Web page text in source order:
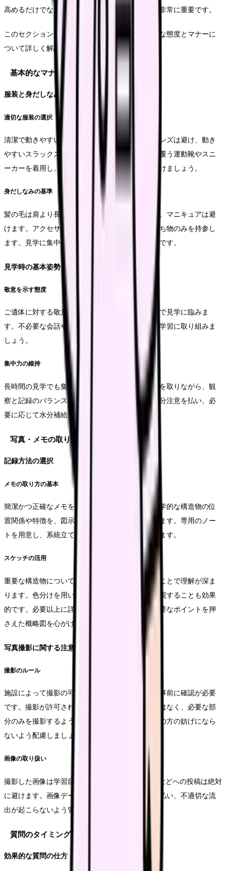
高めるだけでなく、ご遺体への敬意を表す上でも非常に重要です。
このセクションでは、見学時に求められる具体的な態度とマナーに
ついて詳しく解説していきます。
基本的なマナーと注意事項
服装と身だしなみ
適切な服装の選択
清潔で動きやすい白衣を着用し、スカートやジーンズは避け、動き
やすいスラックスを選択します。靴は、足全体を覆う運動靴やスニ
ーカーを着用し、サンダルやヒールのある靴は避けましょう。
身だしなみの基準
髪の毛は肩より長い場合はまとめ、爪は短く切り、マニキュアは避
けます。アクセサリー類は外し、必要最小限の持ち物のみを持参し
ます。見学に集中できる環境を整えることが大切です。
見学時の基本姿勢
敬意を示す態度
ご遺体に対する敬意を常に忘れずに、謹厳な態度で見学に臨みま
す。不必要な会話や笑い声は慎み、真摯な態度で学習に取り組みま
しょう。
集中力の維持
長時間の見学でも集中力を保つため、適度な休憩を取りながら、観
察と記録のバランスを保ちます。体調管理にも十分注意を払い、必
要に応じて水分補給を行います。
写真・メモの取り方のガイドライン
記録方法の選択
メモの取り方の基本
簡潔かつ正確なメモを取ることが重要です。解剖学的な構造物の位
置関係や特徴を、図示を交えながら記録していきます。専用のノー
トを用意し、系統立てて整理することをお勧めします。
スケッチの活用
重要な構造物については、簡単なスケッチを描くことで理解が深ま
ります。色分けを用いて、血管や神経の走行を表現することも効果
的です。必要以上に詳細な絵を描こうとせず、重要なポイントを押
さえた概略図を心がけましょう。
写真撮影に関する注意点
撮影のルール
施設によって撮影の可否が異なりますので、必ず事前に確認が必要
です。撮影が許可された場合でも、ご遺体全体ではなく、必要な部
分のみを撮影するようにします。撮影時は、周囲の方の妨げになら
ないよう配慮しましょう。
画像の取り扱い
撮影した画像は学習目的以外では使用せず、SNSなどへの投稿は絶対
に避けます。画像データの保管にも十分な注意を払い、不適切な流
出が起こらないよう管理を徹底します。
質問のタイミングと方法
効果的な質問の仕方